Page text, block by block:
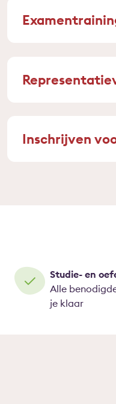
Inschrijven
Studie- en
Alle
je klaar